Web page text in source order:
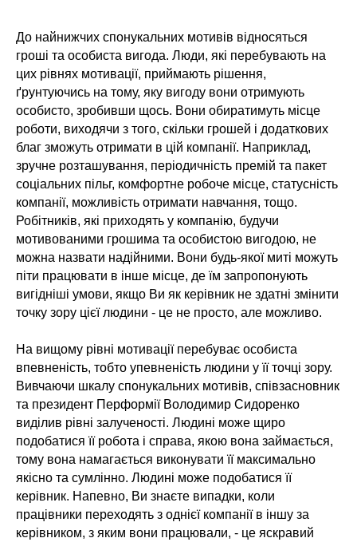
До найнижчих спонукальних мотивів відносяться
гроші та особиста вигода. Люди, які перебувають на
цих рівнях мотивації, приймають рішення,
ґрунтуючись на тому, яку вигоду вони отримують
особисто, зробивши щось. Вони обиратимуть місце
роботи, виходячи з того, скільки грошей і додаткових
благ зможуть отримати в цій компанії. Наприклад,
зручне розташування, періодичність премій та пакет
соціальних пільг, комфортне робоче місце, статусність
компанії, можливість отримати навчання, тощо.
Робітників, які приходять у компанію, будучи
мотивованими грошима та особистою вигодою, не
можна назвати надійними. Вони будь-якої миті можуть
піти працювати в інше місце, де їм запропонують
вигідніші умови, якщо Ви як керівник не здатні змінити
точку зору цієї людини - це не просто, але можливо.
На вищому рівні мотивації перебуває особиста
впевненість, тобто упевненість людини у її точці зору.
Вивчаючи шкалу спонукальних мотивів, співзасновник
та президент Перформії Володимир Сидоренко
виділив рівні залученості. Людині може щиро
подобатися її робота і справа, якою вона займається,
тому вона намагається виконувати її максимально
якісно та сумлінно. Людині може подобатися її
керівник. Напевно, Ви знаєте випадки, коли
працівники переходять з однієї компанії в іншу за
керівником, з яким вони працювали, - це яскравий